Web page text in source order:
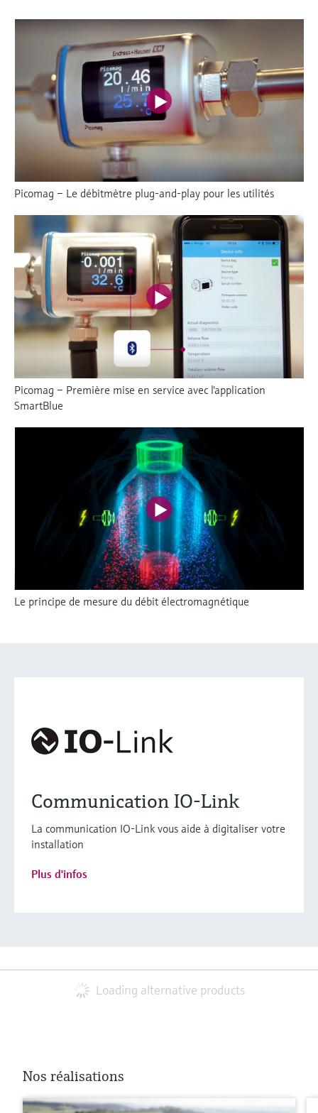
Picomag – Le débitmètre plug-and-play pour les utilités
Picomag – Première mise en service avec l'application
SmartBlue
Le principe de mesure du débit électromagnétique
Communication IO-Link
La communication IO-Link vous aide à digitaliser votre
installation
Plus d'infos
Loading alternative products
Nos réalisations